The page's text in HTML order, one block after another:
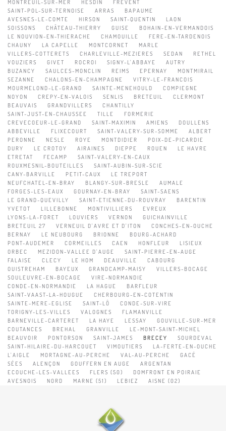
MONTREUIL-SUR-MER
HESDIN
FREVENT
SAINT-POL-SUR-TERNOISE
ARRAS
BAPAUME
AVESNES-LE-COMTE
HIRSON SAINT-QUENTIN
LAON
SOISSONS
CHÂTEAU-THIERRY GUISE
BOHAIN-EN-VERMANDOIS
LE NOUVION-EN-THIERACHE
CHAMOUILLE
FERE-EN-TARDENOIS
CHAUNY
LA CAPELLE MONTCORNET
MARLE
VILLERS-COTTERETS
CHARLEVILLE-MEZIERES SEDAN
RETHEL
VOUZIERS
GIVET ROCROI SIGNY-L'ABBAYE
AUTRY
BUZANCY
SAULCES-MONCLIN REIMS EPERNAY
MONTMIRAIL
SEZANNE
CHALONS-EN-CHAMPAGNE
VITRY-LE-FRANCOIS
MOURMELOND-LE-GRAND
SAINTE-MENEHOULD
COMPIEGNE
NOYON
CREPY-EN-VALOIS SENLIS BRETEUIL
CLERMONT
BEAUVAIS
GRANDVILLERS
CHANTILLY
SAINT-JUST-EN-CHAUSSEE
TILLE
FORMERIE
CREVECOEUR-LE-GRAND
SAINT-MAXIMIN AMIENS
DOULLENS
ABBEVILLE
FLIXECOURT SAINT-VALERY-SUR-SOMME
ALBERT
PERONNE
NESLE ROYE MONTDIDIER
POIX-DE-PICARDIE
DURY
LE CROTOY AIRAINES DIEPPE ROUEN
LE HAVRE
ETRETAT
FECAMP
SAINT-VALERY-EN-CAUX
ROUXMESNIL-BOUTEILLES
SAINT-AUBIN-SUR-SCIE
CANY-BARVILLE
PETIT-CAUX
LE TREPORT
NEUFCHATEL-EN-BRAY
BLANGY-SUR-BRESLE
AUMALE
FORGES-LES-EAUX
GOURNAY-EN-BRAY
SAINT-SAENS
LE GRAND-QUEVILLY
SAINT-ETIENNE-DU-ROUVRAY
BARENTIN
YVETOT
LILLEBONNE MONTIVILLIERS
EVREUX
LYONS-LA-FORET
LOUVIERS VERNON
GUICHAINVILLE
BRETEUIL 27
VERNEUIL D'AVRE ET D'ITON
CONCHES-EN-OUCHE
BERNAY
LE NEUBOURG BRIONNE
BOURG-ACHARD
PONT-AUDEMER
CORMEILLES CAEN HONFLEUR
LISIEUX
ORBEC
MEZIDON-VALLEE D'AUGE
SAINT-PIERRE-EN-AUGE
FALAISE
CLECY LE HOM DEAUVILLE
CABOURG
OUISTREHAM
BAYEUX GRANDCAMP-MAISY
VILLERS-BOCAGE
SOULEUVRE-EN-BOCAGE
VIRE-NORMANDIE
CONDE-EN-NORMANDIE
LA HAGUE
BARFLEUR
SAINT-VAAST-LA-HOUGUE
CHERBOURG-EN-COTENTIN
SAINTE-MERE-EGLISE
SAINT-LÔ
CONDE-SUR-VIRE
TORIGNY-LES-VILLES
VALOGNES
FLAMANVILLE
BARNEVILLE-CARTERET
LA HAYE LESSAY
GOUVILLE-SUR-MER
COUTANCES
BREHAL GRANVILLE
LE-MONT-SAINT-MICHEL
BEAUVOIR
PONTORSON SAINT-JAMES BRECEY
SOURDEVAL
SAINT-HILAIRE-DU-HARCOUET
VIMOUTIERS
LA-FERTE-EN-OUCHE
L'AIGLE
MORTAGNE-AU-PERCHE VAL-AU-PERCHE
GACÉ
SÉES
ALENÇON GOUFFERN EN AUGE
ARGENTAN
ECOUCHE-LES-VALLEES
FLERS (50)
DOMFRONT EN POIRAIE
AVESNOIS
NORD MARNE (51) LEBIEZ AISNE (02)